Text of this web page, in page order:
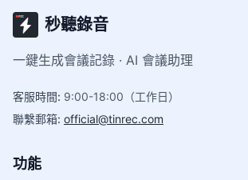
秒聽錄音
一鍵生成會議記錄 · AI 會議助理
客服時間: 9:00-18:00（工作日）
聯繫郵箱: official@tinrec.com
功能